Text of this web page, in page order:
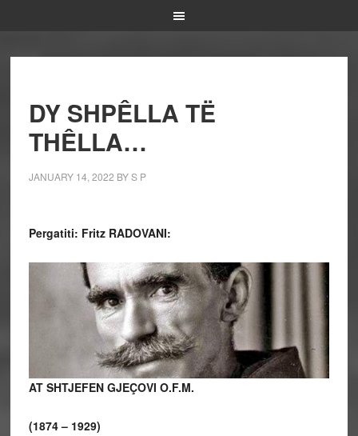
DY SHPÊLLA TË
THÊLLA…
JANUARY 14, 2022 BYS P
Pergatiti: Fritz RADOVANI:
AT SHTJEFEN GJEÇOVI O.F.M.
(1874 – 1929)